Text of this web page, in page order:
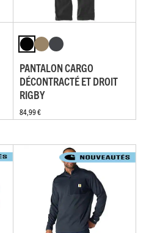
PANTALON CARGO
DÉCONTRACTÉ ET DROIT
RIGBY
84,99 €